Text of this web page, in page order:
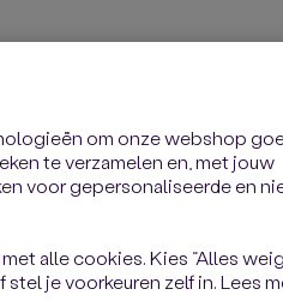
om onze webshop
te verzamelen en, met jouw
voor gepersonaliseerde en
alle cookies. Kies “Alles
je voorkeuren zelf in. Lees